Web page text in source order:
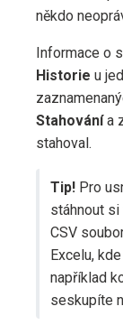
někdo
Informace o
Historie u
Stahovánía
stahoval.
Tip! Pro
stáhnout
CSV
Excelu,
například
seskupíte